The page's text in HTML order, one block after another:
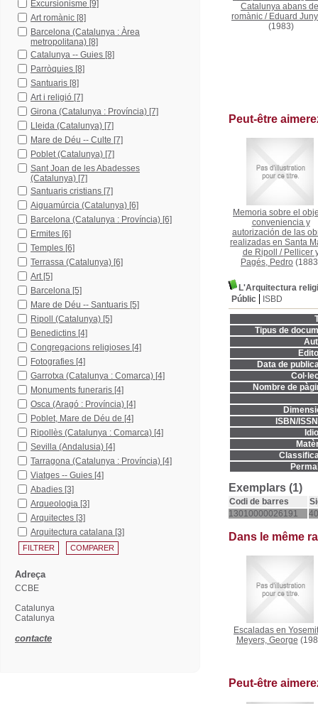
Catalunya abans
romànic / Eduard
(1983)
Peut-être
Memoria sobre el
conveniencia y
autorización de las
realizadas en Santa
de Ripoll
/ Pellicer
Pagés, Pedro
L'Arquitectura
Públic
ISBD
Tipus de
Data de
Nombre de
ISBN/
Exemplars (1)
Codi de barres
13010000026191
Dans le même
Escaladas en
Meyers, George
Peut-être
Excursionisme [9]
Art romànic [8]
Barcelona (Catalunya : Àrea
metropolitana) [8]
Catalunya -- Guies [8]
Parròquies [8]
Santuaris [8]
Art i religió [7]
Girona (Catalunya : Província) [7]
Lleida (Catalunya) [7]
Mare de Déu -- Culte [7]
Poblet (Catalunya) [7]
Sant Joan de les Abadesses
(Catalunya) [7]
Santuaris cristians [7]
Aiguamúrcia (Catalunya) [6]
Barcelona (Catalunya : Província) [6]
Ermites [6]
Temples [6]
Terrassa (Catalunya) [6]
Art [5]
Barcelona [5]
Mare de Déu -- Santuaris [5]
Ripoll (Catalunya) [5]
Benedictins [4]
Congregacions religioses [4]
Fotografies [4]
Garrotxa (Catalunya : Comarca) [4]
Monuments funeraris [4]
Osca (Aragó : Província) [4]
Poblet, Mare de Déu de [4]
Ripollès (Catalunya : Comarca) [4]
Sevilla (Andalusia) [4]
Tarragona (Catalunya : Província) [4]
Viatges -- Guies [4]
Abadies [3]
Arqueologia [3]
Arquitectes [3]
Arquitectura catalana [3]
Adreça
CCBE
Catalunya
Catalunya
contacte